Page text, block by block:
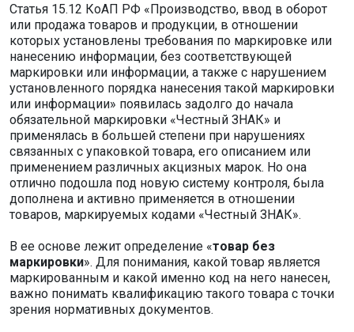
Статья 15.12 КоАП РФ «Производство, ввод в оборот
или продажа товаров и продукции, в отношении
которых установлены требования по маркировке или
нанесению информации, без соответствующей
маркировки или информации, а также с нарушением
установленного порядка нанесения такой маркировки
или информации» появилась задолго до начала
обязательной маркировки «Честный ЗНАК» и
применялась в большей степени при нарушениях
связанных с упаковкой товара, его описанием или
применением различных акцизных марок. Но она
отлично подошла под новую систему контроля, была
дополнена и активно применяется в отношении
товаров, маркируемых кодами «Честный ЗНАК».
В ее основе лежит определение «товар без
маркировки». Для понимания, какой товар является
маркированным и какой именно код на него нанесен,
важно понимать квалификацию такого товара с точки
зрения нормативных документов.